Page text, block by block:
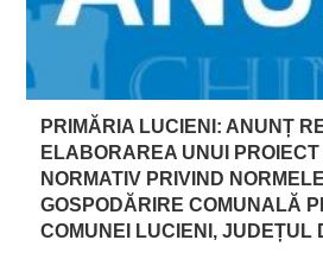
PRIMĂRIA LUCIENI: ANUNȚ
ELABORAREA UNUI
NORMATIV PRIVIND
GOSPODĂRIRE COMUNALĂ
COMUNEI LUCIENI, JUDEȚUL